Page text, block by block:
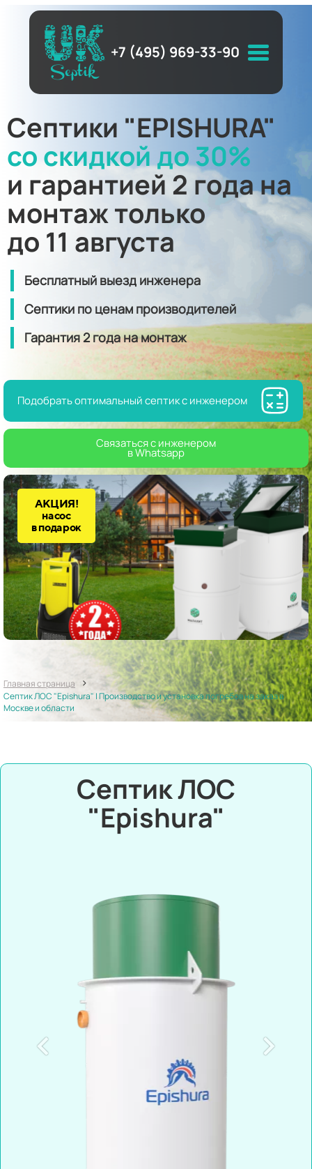
+7 (495) 969-33-90
Септики "EPISHURA"
со скидкой до 30%
и гарантией 2 года на
монтаж только
до 11 августа
Бесплатный выезд инженера
Септики по ценам производителей
Гарантия2 годана монтаж
Подобрать оптимальный септик с инженером
Связаться с инженером
в Whatsapp
АКЦИЯ!
насос
в подарок
Главная страница >
Септик ЛОС "Epishura" | Производство и установка погребов на заказ в
Москве и области
Септик ЛОС
"Epishura"